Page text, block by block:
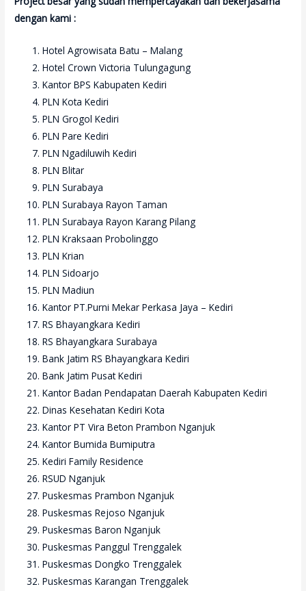
dengan kami :
Hotel Agrowisata Batu – Malang
Hotel Crown Victoria Tulungagung
Kantor BPS Kabupaten Kediri
PLN Kota Kediri
PLN Grogol Kediri
PLN Pare Kediri
PLN Ngadiluwih Kediri
PLN Blitar
PLN Surabaya
PLN Surabaya Rayon Taman
PLN Surabaya Rayon Karang Pilang
PLN Kraksaan Probolinggo
PLN Krian
PLN Sidoarjo
PLN Madiun
Kantor PT.Purni Mekar Perkasa Jaya – Kediri
RS Bhayangkara Kediri
RS Bhayangkara Surabaya
Bank Jatim RS Bhayangkara Kediri
Bank Jatim Pusat Kediri
Kantor Badan Pendapatan Daerah Kabupaten Kediri
Dinas Kesehatan Kediri Kota
Kantor PT Vira Beton Prambon Nganjuk
Kantor Bumida Bumiputra
Kediri Family Residence
RSUD Nganjuk
Puskesmas Prambon Nganjuk
Puskesmas Rejoso Nganjuk
Puskesmas Baron Nganjuk
Puskesmas Panggul Trenggalek
Puskesmas Dongko Trenggalek
Puskesmas Karangan Trenggalek